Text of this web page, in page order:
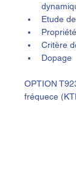
Etude
Critère
Dopage
OPTION
fréquece